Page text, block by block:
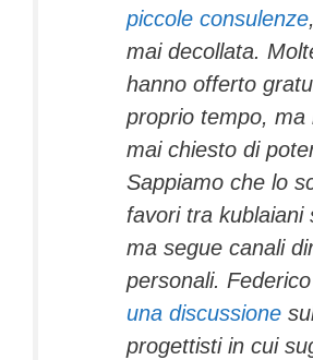
piccole consulenze
mai decollata.
hanno offerto
proprio tempo, ma
mai chiesto di
Sappiamo che lo
favori tra kublaiani
ma segue canali
personali.
una discussione
progettisti in cui